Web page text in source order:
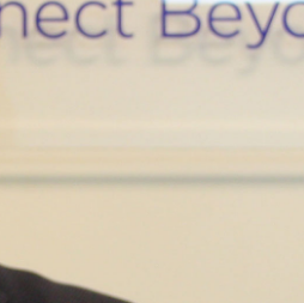
30/07/2026